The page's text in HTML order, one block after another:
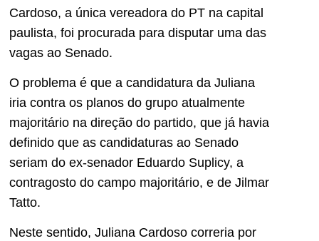
Cardoso, a única vereadora do PT na capital
paulista, foi procurada para disputar uma das
vagas ao Senado.
O problema é que a candidatura da Juliana
iria contra os planos do grupo atualmente
majoritário na direção do partido, que já havia
definido que as candidaturas ao Senado
seriam do ex-senador Eduardo Suplicy, a
contragosto do campo majoritário, e de Jilmar
Tatto.
Neste sentido, Juliana Cardoso correria por